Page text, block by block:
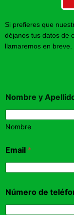
Si prefieres que
déjanos tus datos de
llamaremos en breve.
Nombre y
Nombre
Email *
Número de